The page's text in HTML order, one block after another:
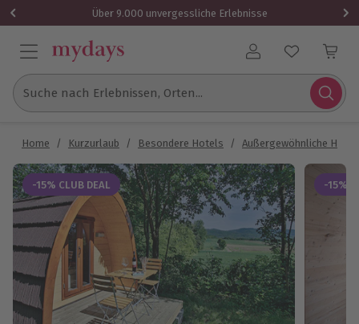
Über 9.000 unvergessliche Erlebnisse
Benutzerkonto
Suche nach Erlebnissen, Orten...
Home / Kurzurlaub / Besondere Hotels / Außergewöhnliche
-15% CLUB DEAL -15%